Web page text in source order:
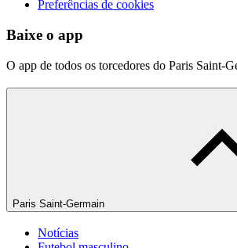
Preferências de cookies
Baixe o app
O app de todos os torcedores do Paris Saint-
Paris Saint-Germain
Notícias